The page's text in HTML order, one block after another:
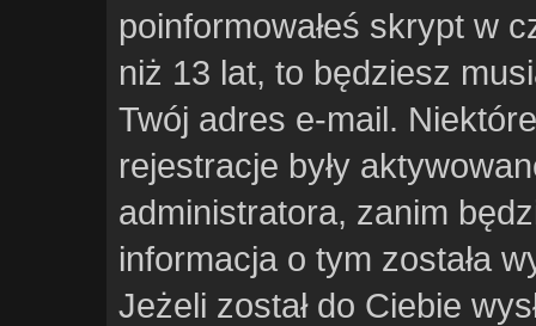
poinformowałeś skrypt w
niż 13 lat, to będziesz
Twój adres e-mail.
rejestracje były
administratora, zanim
informacja o tym została
Jeżeli został do Ciebie